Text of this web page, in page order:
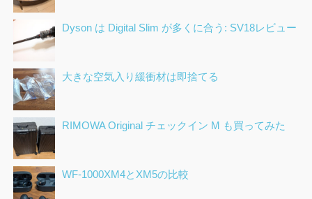
Dyson は Digital Slim が多くに合う: SV18レビュー
大きな空気入り緩衝材は即捨てる
RIMOWA Original チェックイン M も買ってみた
WF-1000XM4とXM5の比較